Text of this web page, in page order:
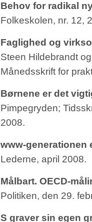
Behov for radikal
Folkeskolen, nr. 12,
Faglighed og
Steen Hildebrandt
Månedsskrift for
Børnene er det
Pimpegryden;
2008.
www-generationen
Lederne, april 2008.
Målbart. OECD-
Politiken, den 29.
S graver sin egen